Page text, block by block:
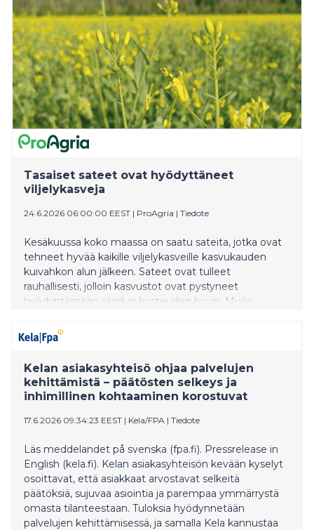
Tasaiset sateet ovat hyödyttäneet
viljelykasveja
24.6.2026 06:00:00 EEST | ProAgria | Tiedote
Kesäkuussa koko maassa on saatu sateita, jotka ovat
tehneet hyvää kaikille viljelykasveille kasvukauden
kuivahkon alun jälkeen. Sateet ovat tulleet
rauhallisesti, jolloin kasvustot ovat pystyneet
hyödyntämään saadun kosteuden hyvin. Myös
Kelan asiakasyhteisö ohjaa palvelujen
kehittämistä – päätösten selkeys ja
inhimillinen kohtaaminen korostuvat
17.6.2026 09:34:23 EEST | Kela/FPA | Tiedote
Läs meddelandet på svenska (fpa.fi). Pressrelease in
English (kela.fi). Kelan asiakasyhteisön kevään kyselyt
osoittavat, että asiakkaat arvostavat selkeitä
päätöksiä, sujuvaa asiointia ja parempaa ymmärrystä
omasta tilanteestaan. Tuloksia hyödynnetään
palvelujen kehittämisessä, ja samalla Kela kannustaa